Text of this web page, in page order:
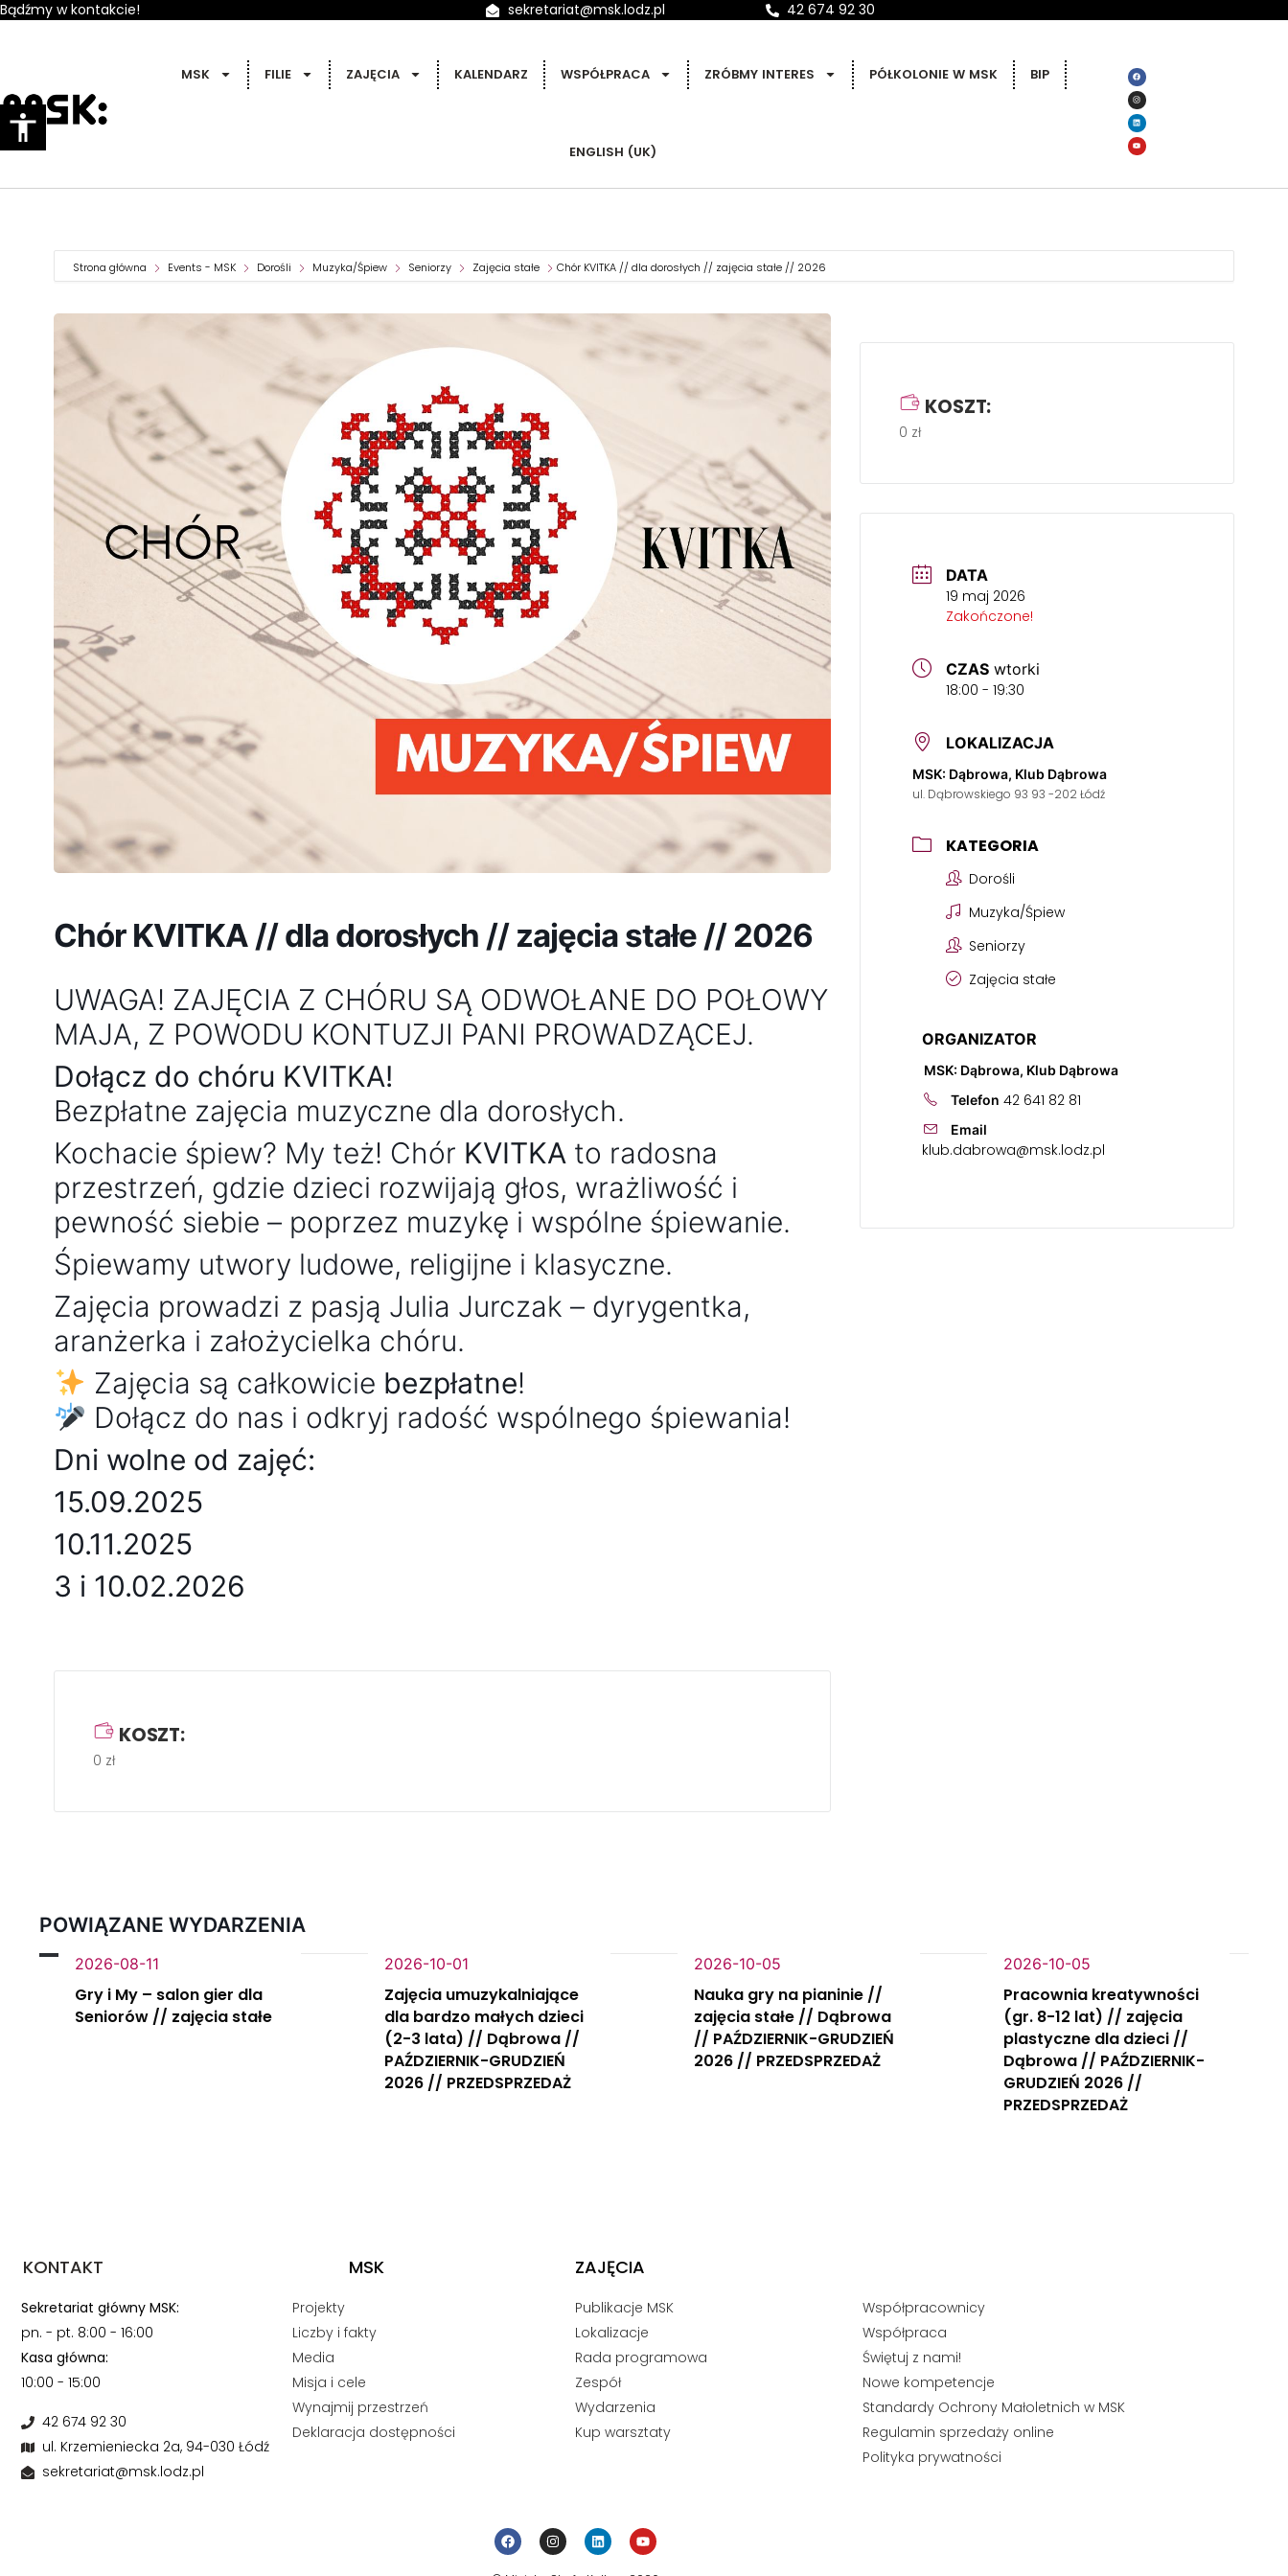
Bądźmy w kontakcie! sekretariat@msk.lodz.pl 42 674 92 30
MSK FILIE ZAJĘCIA KALENDARZ WSPÓŁPRACA ZRÓBMY INTERES PÓŁKOLONIE W MSK BIP
ENGLISH (UK)
Strona główna Events - MSK Dorośli Muzyka/Śpiew Seniorzy Zajęcia stałe Chór KVITKA // dla dorosłych // zajęcia stałe // 2026
Chór KVITKA // dla dorosłych // zajęcia stałe // 2026
UWAGA! ZAJĘCIA Z CHÓRU SĄ ODWOŁANE DO POŁOWY
MAJA, Z POWODU KONTUZJI PANI PROWADZĄCEJ.
Dołącz do chóru KVITKA!
Bezpłatne zajęcia muzyczne dla dorosłych.
Kochacie śpiew? My też! Chór KVITKA to radosna
przestrzeń, gdzie dzieci rozwijają głos, wrażliwość i
pewność siebie – poprzez muzykę i wspólne śpiewanie.
Śpiewamy utwory ludowe, religijne i klasyczne.
Zajęcia prowadzi z pasją Julia Jurczak – dyrygentka,
aranżerka i założycielka chóru.
Zajęcia są całkowicie bezpłatne!
Dołącz do nas i odkryj radość wspólnego śpiewania!
Dni wolne od zajęć:
15.09.2025
10.11.2025
3 i 10.02.2026
KOSZT:
0 zł
DATA
19 maj 2026
Zakończone!
CZAS wtorki
18:00 - 19:30
LOKALIZACJA
MSK: Dąbrowa, Klub Dąbrowa
ul. Dąbrowskiego 93 93 -202 Łódź
KATEGORIA
Dorośli
Muzyka/Śpiew
Seniorzy
Zajęcia stałe
ORGANIZATOR
MSK: Dąbrowa, Klub Dąbrowa
Telefon 42 641 82 81
Email
klub.dabrowa@msk.lodz.pl
KOSZT:
0 zł
POWIĄZANE WYDARZENIA
2026-08-11
Gry i My – salon gier dla
Seniorów // zajęcia stałe
2026-10-01
Zajęcia umuzykalniające
dla bardzo małych dzieci
(2-3 lata) // Dąbrowa //
PAŹDZIERNIK-GRUDZIEŃ
2026 // PRZEDSPRZEDAŻ
2026-10-05
Nauka gry na pianinie //
zajęcia stałe // Dąbrowa
// PAŹDZIERNIK-GRUDZIEŃ
2026 // PRZEDSPRZEDAŻ
2026-10-05
Pracownia kreatywności
(gr. 8-12 lat) // zajęcia
plastyczne dla dzieci //
Dąbrowa // PAŹDZIERNIK-
GRUDZIEŃ 2026 //
PRZEDSPRZEDAŻ
KONTAKT MSK ZAJĘCIA
Sekretariat główny MSK:
pn. - pt. 8:00 - 16:00
Kasa główna:
10:00 - 15:00
42 674 92 30
ul. Krzemieniecka 2a, 94-030 Łódź
sekretariat@msk.lodz.pl
Projekty
Liczby i fakty
Media
Misja i cele
Wynajmij przestrzeń
Deklaracja dostępności
Publikacje MSK
Lokalizacje
Rada programowa
Zespół
Wydarzenia
Kup warsztaty
Współpracownicy
Współpraca
Świętuj z nami!
Nowe kompetencje
Standardy Ochrony Małoletnich w MSK
Regulamin sprzedaży online
Polityka prywatności